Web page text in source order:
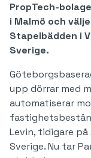
PropTech-
i Malmö och
Stapelbädden i
Sverige.
upp dörrar med
automatiserar
Levin, tidigare på
Sverige. Nu tar